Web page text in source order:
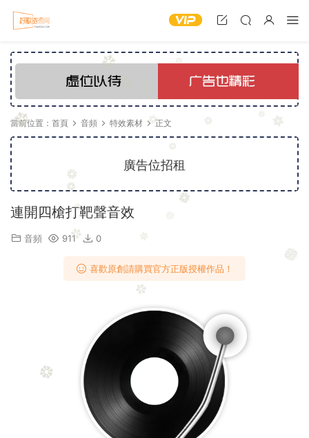
當前位置： 首頁 音頻 特效素材 正文
廣告位招租
連開四槍打靶聲音效
音頻 911 0
喜歡原創請購買官方正版授權作品！